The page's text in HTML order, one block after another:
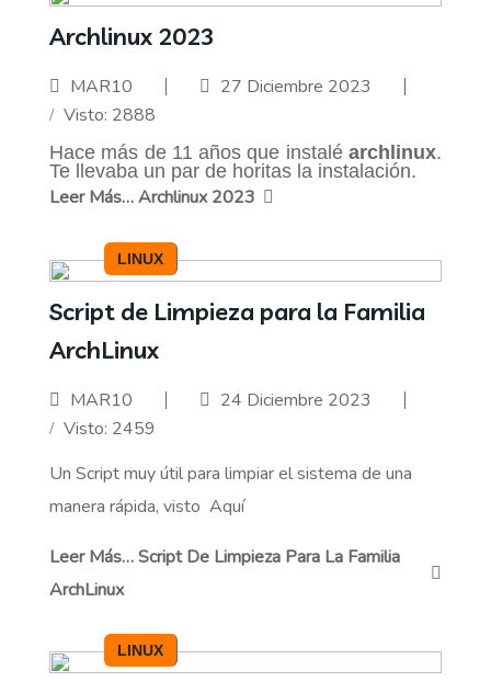
Archlinux 2023
MAR10
27 Diciembre 2023
Visto: 2888
Hace más de 11 años que instalé archlinux.
Te llevaba un par de horitas la instalación.
Leer Más… Archlinux 2023
Script de Limpieza para la Familia
ArchLinux
MAR10
LINUX
24 Diciembre 2023
Visto: 2459
Un Script muy útil para limpiar el sistema de una
manera rápida, visto Aquí
Leer Más… Script De Limpieza Para La Familia
ArchLinux
LINUX